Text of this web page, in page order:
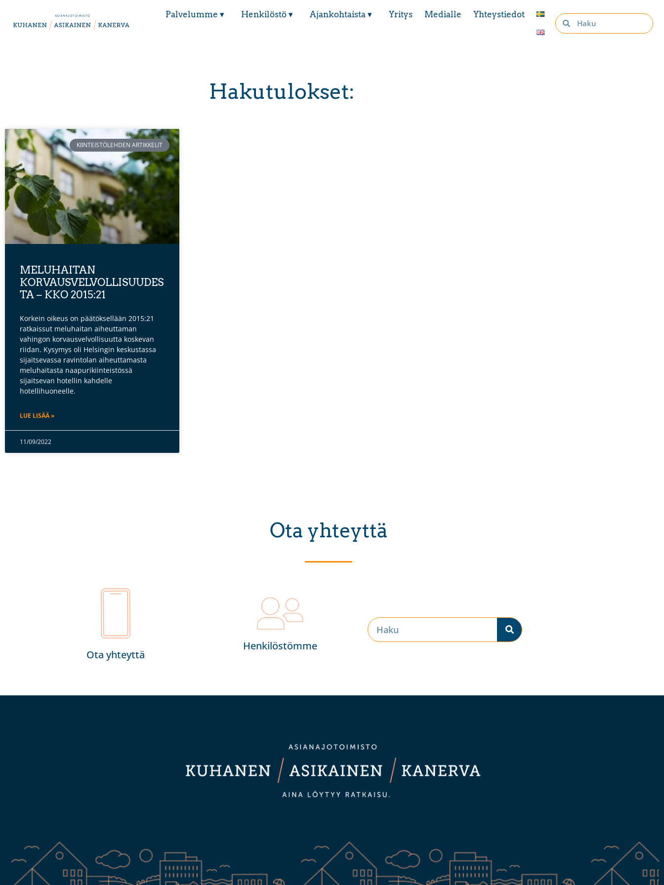
Palvelumme ▾ Henkilöstö ▾ Ajankohtaista ▾ Yritys Medialle Yhteystiedot
Hakutulokset:
KIINTEISTÖLEHDEN ARTIKKELIT
MELUHAITAN
KORVAUSVELVOLLISUUDES
TA – KKO 2015:21
Korkein oikeus on päätöksellään 2015:21
ratkaissut meluhaitan aiheuttaman
vahingon korvausvelvollisuutta koskevan
riidan. Kysymys oli Helsingin keskustassa
sijaitsevassa ravintolan aiheuttamasta
meluhaitasta naapurikiinteistössä
sijaitsevan hotellin kahdelle
hotellihuoneelle.
LUE LISÄÄ »
11/09/2022
Ota yhteyttä
Ota yhteyttä
Henkilöstömme